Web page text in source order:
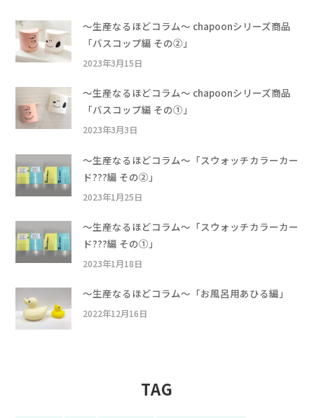
〜生産なるほどコラム〜 chapoonシリーズ商品
「バスコップ編 その②」
2023年3月15日
〜生産なるほどコラム〜 chapoonシリーズ商品
「バスコップ編 その①」
2023年3月3日
〜生産なるほどコラム〜「スウォッチカラーカー
ド???編 その②」
2023年1月25日
〜生産なるほどコラム〜「スウォッチカラーカー
ド???編 その①」
2023年1月18日
〜生産なるほどコラム〜「お風呂用あひる編」
2022年12月16日
TAG